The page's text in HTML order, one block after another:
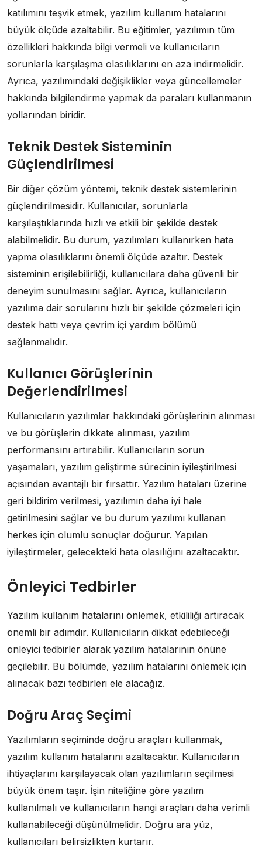
katılımını teşvik etmek, yazılım kullanım hatalarını
büyük ölçüde azaltabilir. Bu eğitimler, yazılımın tüm
özellikleri hakkında bilgi vermeli ve kullanıcıların
sorunlarla karşılaşma olasılıklarını en aza indirmelidir.
Ayrıca, yazılımındaki değişiklikler veya güncellemeler
hakkında bilgilendirme yapmak da paraları kullanmanın
yollarından biridir.
Teknik Destek Sisteminin
Güçlendirilmesi
Bir diğer çözüm yöntemi, teknik destek sistemlerinin
güçlendirilmesidir. Kullanıcılar, sorunlarla
karşılaştıklarında hızlı ve etkili bir şekilde destek
alabilmelidir. Bu durum, yazılımları kullanırken hata
yapma olasılıklarını önemli ölçüde azaltır. Destek
sisteminin erişilebilirliği, kullanıcılara daha güvenli bir
deneyim sunulmasını sağlar. Ayrıca, kullanıcıların
yazılıma dair sorularını hızlı bir şekilde çözmeleri için
destek hattı veya çevrim içi yardım bölümü
sağlanmalıdır.
Kullanıcı Görüşlerinin
Değerlendirilmesi
Kullanıcıların yazılımlar hakkındaki görüşlerinin alınması
ve bu görüşlerin dikkate alınması, yazılım
performansını artırabilir. Kullanıcıların sorun
yaşamaları, yazılım geliştirme sürecinin iyileştirilmesi
açısından avantajlı bir fırsattır. Yazılım hataları üzerine
geri bildirim verilmesi, yazılımın daha iyi hale
getirilmesini sağlar ve bu durum yazılımı kullanan
herkes için olumlu sonuçlar doğurur. Yapılan
iyileştirmeler, gelecekteki hata olasılığını azaltacaktır.
Önleyici Tedbirler
Yazılım kullanım hatalarını önlemek, etkililiği artıracak
önemli bir adımdır. Kullanıcıların dikkat edebileceği
önleyici tedbirler alarak yazılım hatalarının önüne
geçilebilir. Bu bölümde, yazılım hatalarını önlemek için
alınacak bazı tedbirleri ele alacağız.
Doğru Araç Seçimi
Yazılımların seçiminde doğru araçları kullanmak,
yazılım kullanım hatalarını azaltacaktır. Kullanıcıların
ihtiyaçlarını karşılayacak olan yazılımların seçilmesi
büyük önem taşır. İşin niteliğine göre yazılım
kullanılmalı ve kullanıcıların hangi araçları daha verimli
kullanabileceği düşünülmelidir. Doğru ara yüz,
kullanıcıları belirsizlikten kurtarır.